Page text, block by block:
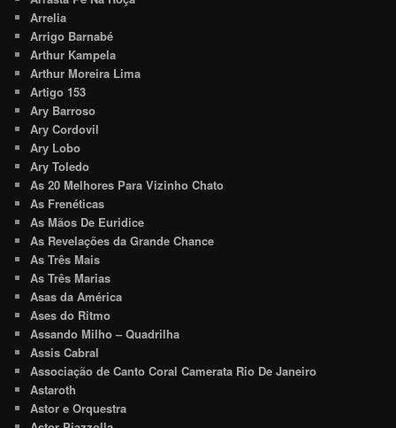
Arrelia
Arrigo Barnabé
Arthur Kampela
Arthur Moreira Lima
Artigo 153
Ary Barroso
Ary Cordovil
Ary Lobo
Ary Toledo
As 20 Melhores Para Vizinho Chato
As Frenéticas
As Mãos De Euridice
As Revelações da Grande Chance
As Três Mais
As Três Marias
Asas da América
Ases do Ritmo
Assando Milho – Quadrilha
Assis Cabral
Associação de Canto Coral Camerata Rio De Janeiro
Astaroth
Astor e Orquestra